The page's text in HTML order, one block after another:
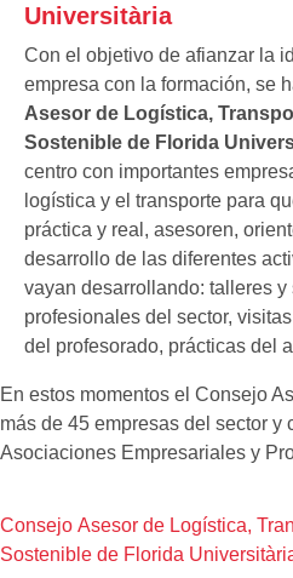
Universitària
Con el objetivo de afianzar la
empresa con la formación, se
Asesor de Logística,
Sostenible de Florida
centro con importantes
logística y el transporte para
práctica y real, asesoren,
desarrollo de las diferentes
vayan desarrollando: talleres
profesionales del sector,
del profesorado, prácticas del
En estos momentos el Consejo
más de 45 empresas del sector y
Asociaciones Empresariales y
Consejo Asesor de Logística,
Sostenible de Florida